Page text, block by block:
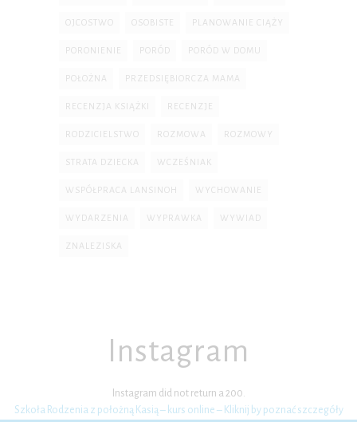
OJCOSTWO OSOBISTE PLANOWANIE CIĄŻY
PORONIENIE PORÓD PORÓD W DOMU
POŁOŻNA PRZEDSIĘBIORCZA MAMA
RECENZJA KSIĄŻKI RECENZJE
RODZICIELSTWO ROZMOWA ROZMOWY
STRATA DZIECKA WCZEŚNIAK
WSPÓŁPRACA LANSINOH WYCHOWANIE
WYDARZENIA WYPRAWKA WYWIAD
ZNALEZISKA
Instagram
Instagram did not return a 200.
Szkoła Rodzenia z położną Kasią – kurs online – Kliknij by poznać szczegóły